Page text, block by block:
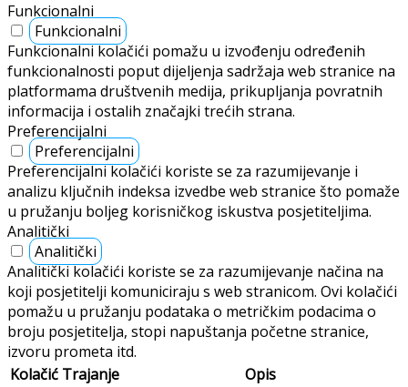
Funkcionalni
Funkcionalni
Funkcionalni kolačići pomažu u izvođenju određenih
funkcionalnosti poput dijeljenja sadržaja web stranice na
platformama društvenih medija, prikupljanja povratnih
informacija i ostalih značajki trećih strana.
Preferencijalni
Preferencijalni
Preferencijalni kolačići koriste se za razumijevanje i
analizu ključnih indeksa izvedbe web stranice što pomaže
u pružanju boljeg korisničkog iskustva posjetiteljima.
Analitički
Analitički
Analitički kolačići koriste se za razumijevanje načina na
koji posjetitelji komuniciraju s web stranicom. Ovi kolačići
pomažu u pružanju podataka o metričkim podacima o
broju posjetitelja, stopi napuštanja početne stranice,
izvoru prometa itd.
Kolačić Trajanje Opis